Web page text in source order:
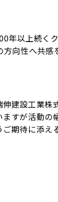
年以上続く
向性へ共
建設工業
すが活動
期待に添え